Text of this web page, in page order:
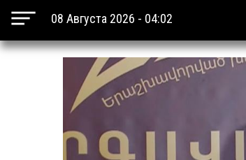
08 Августа 2026 - 04:02